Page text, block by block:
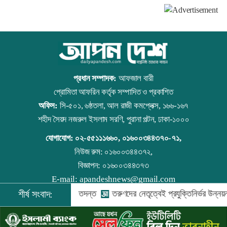
কার্যকর
শিক্ষার্থীদের
আহত ৪
প্রধান সম্পাদক: আফজাল বারী
প্রোমিতা আফরিন কর্তৃক সম্পাদিত ও প্রকাশিত
অফিস: সি-৫০১, ৬ষ্ঠতলা, আল রাজী কমপ্লেক্স, ১৬৬-১৬৭
শহীদ সৈয়দ নজরুল ইসলাম সরণি, পুরানা পল্টন, ঢাকা-১০০০
যোগাযোগ: ০২-৫৫১১১৬৬০, ০১৬০০৩৪৪৩৭০-৭১,
নিউজ রুম: ০১৬০০৩৪৪৩৭২,
বিজ্ঞাপন: ০১৬০০৩৪৪৩৭৩
E-mail: apandeshnews@gmail.com
ইমিথমেকারস.কম
শীর্ষ সংবাদ:
আহমদকে গুম করা হয়: তদন্ত তরুণদের নেতৃত্বেই প্রযুক্তিনির্ভর উন্নয়ন